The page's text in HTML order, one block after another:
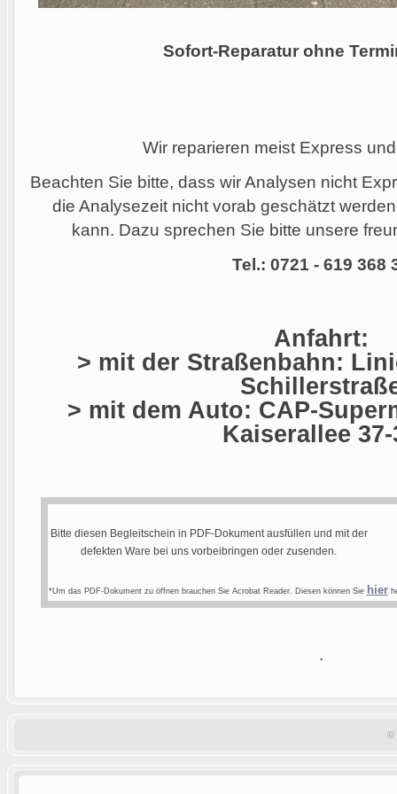
Sofort-Reparatur ohne
Wir reparieren meist Express
Beachten Sie bitte, dass wir Analysen nicht
die Analysezeit nicht vorab geschätzt
kann. Dazu sprechen Sie bitte unsere
Tel.: 0721 - 619 368
Anfahrt:
> mit der Straßenbahn:
> mit dem Auto: CAP-
Kaiserallee 37-
Bitte diesen Begleitschein in PDF-Dokument ausfüllen und mit der
defekten Ware bei uns vorbeibringen oder zusenden.
*Um das PDF-Dokument zu öffnen brauchen Sie Acrobat Reader. Diesen können Sie hier
.
©